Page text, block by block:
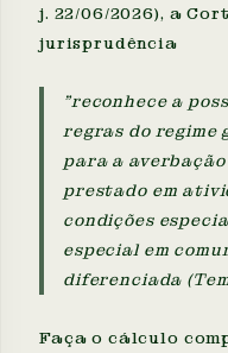
j. 22/06/2026), a
jurisprudência
"reconhece a
regras do regime
para a
prestado em
condições
especial em
diferenciada
Faça o cálculo